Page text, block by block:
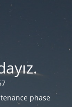
phase